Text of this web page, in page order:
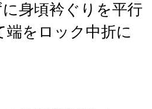
身頃衿ぐりを平行
端をロック中折に